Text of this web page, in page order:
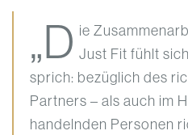
„D ie
Just Fit fühlt
sprich: bezüglich des
Partners – als auch im
handelnden Personen